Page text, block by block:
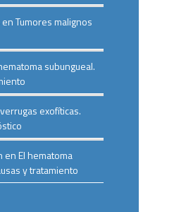
enTumores malignos
subungueal.
exofíticas.
enEl hematoma
y tratamiento